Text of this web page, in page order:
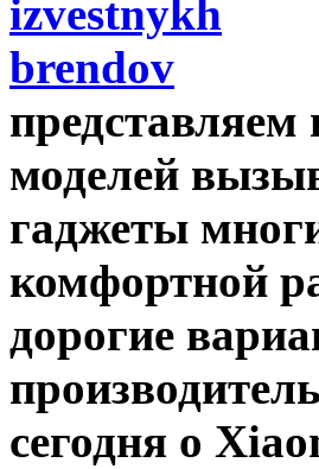
моделей
гаджеты
комфортной
дорогие
сегодня о